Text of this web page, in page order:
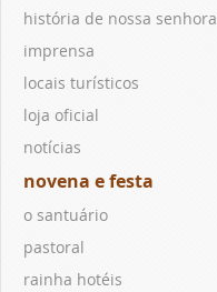
história de nossa senhora
imprensa
locais turísticos
loja oficial
notícias
novena e festa
o santuário
pastoral
rainha hotéis